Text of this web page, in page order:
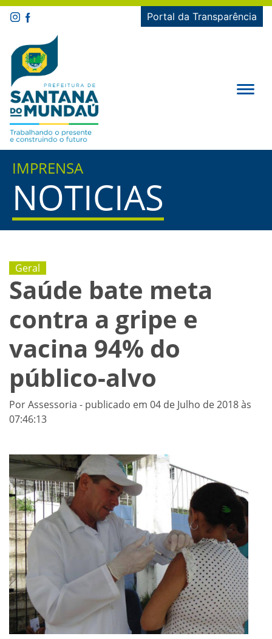
Portal da Transparência
IMPRENSA
NOTICIAS
Geral
Saúde bate meta
contra a gripe e
vacina 94% do
público-alvo
Por Assessoria - publicado em 04 de Julho de 2018 às
07:46:13